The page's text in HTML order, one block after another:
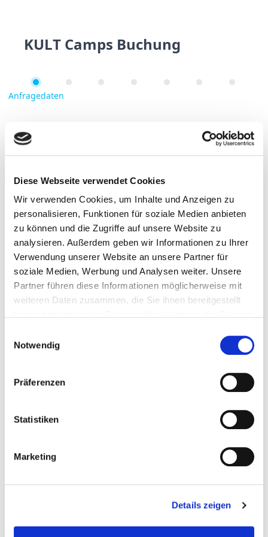
Diese Webseite verwendet Cookies
Wir verwenden Cookies, um Inhalte und Anzeigen zu
personalisieren, Funktionen für soziale Medien anbieten
zu können und die Zugriffe auf unsere Website zu
analysieren. Außerdem geben wir Informationen zu Ihrer
Verwendung unserer Website an unsere Partner für
soziale Medien, Werbung und Analysen weiter. Unsere
Partner führen diese Informationen möglicherweise mit
weiteren Daten zusammen, die Sie ihnen bereitgestellt
Notwendig
Präferenzen
Statistiken
Marketing
Details zeigen
KULT Camps Buchung
Anfragedaten
Anfragedaten
UnterkunftMietradServicepaketKontaktdatenTeilnehmer
Schön, dass du da bist!
Hier bekommst du alle Infos und kannst deine
unsere KULT Camps in Deutschland eine verbindliche
Fragen oder Wünsche? Am Ende der Anfragestrecke
ist ein Feld dafür.
Du möchtest lieber direkt mit uns sprechen?
Ruf uns sehr gerne an (Mo–Fr, 10–16 Uhr).
Anreise
Erwachsene